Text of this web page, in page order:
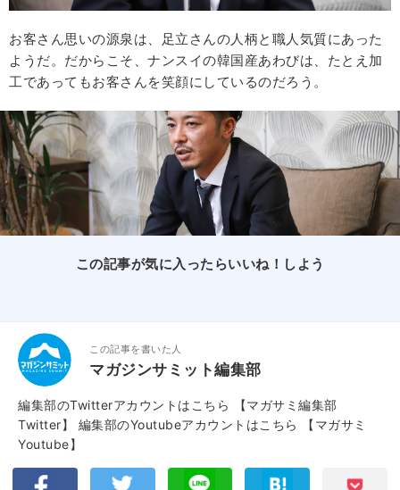
お客さん思いの源泉は、足立さんの人柄と職人気質にあった
ようだ。だからこそ、ナンスイの韓国産あわびは、たとえ加
工であってもお客さんを笑顔にしているのだろう。
この記事が気に入ったらいいね！しよう
この記事を書いた人
マガジンサミット編集部
編集部のTwitterアカウントはこちら
【マガサミ編集部
Twitter】
編集部のYoutubeアカウントはこちら
【マガサミ
Youtube】